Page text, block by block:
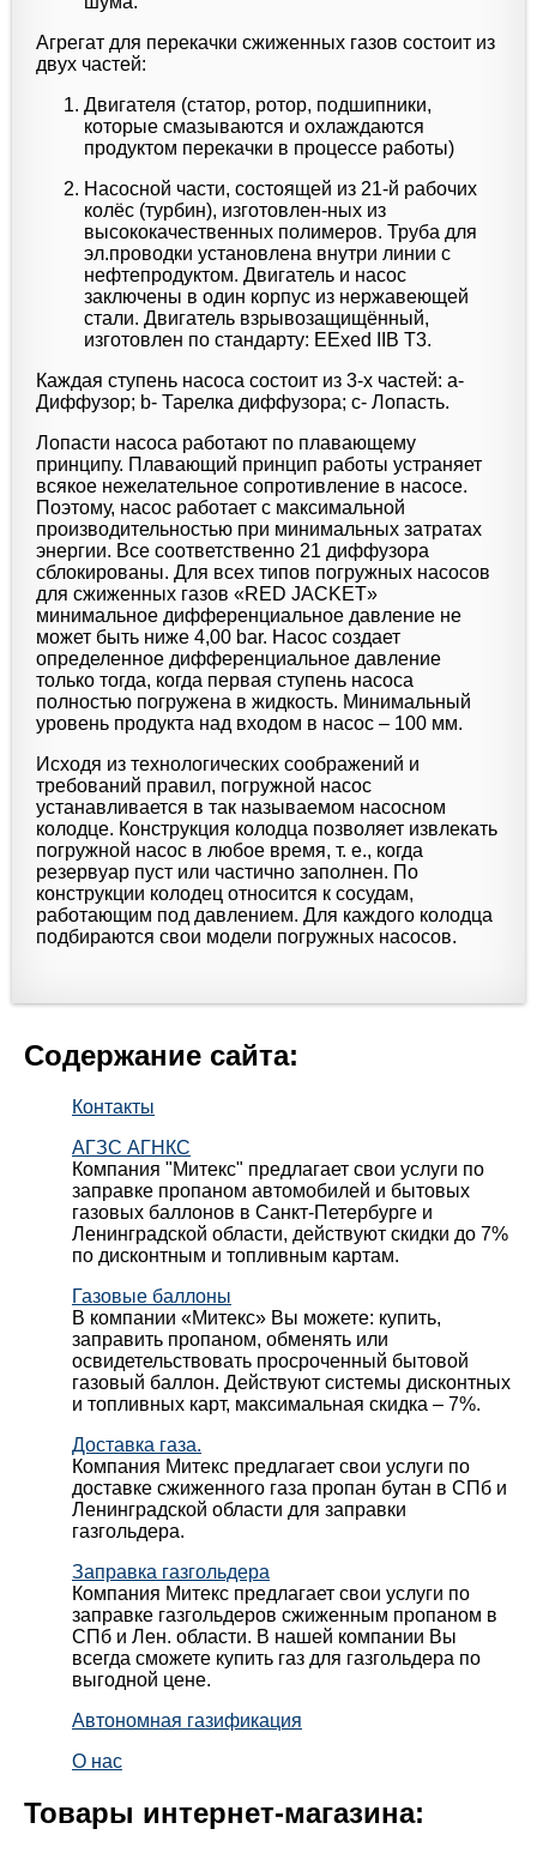
Агрегат для перекачки сжиженных газов состоит из
двух частей:
Двигателя (статор, ротор, подшипники,
которые смазываются и охлаждаются
продуктом перекачки в процессе работы)
Насосной части, состоящей из 21-й рабочих
колёс (турбин), изготовлен-ных из
высококачественных полимеров. Труба для
эл.проводки установлена внутри линии с
нефтепродуктом. Двигатель и насос
заключены в один корпус из нержавеющей
стали. Двигатель взрывозащищённый,
изготовлен по стандарту: EExed IIB T3.
Каждая ступень насоса состоит из 3-х частей: а-
Диффузор; b- Тарелка диффузора; c- Лопасть.
Лопасти насоса работают по плавающему
принципу. Плавающий принцип работы устраняет
всякое нежелательное сопротивление в насосе.
Поэтому, насос работает с максимальной
производительностью при минимальных затратах
энергии. Все соответственно 21 диффузора
сблокированы. Для всех типов погружных насосов
для сжиженных газов «RED JACKET»
минимальное дифференциальное давление не
может быть ниже 4,00 bar. Насос создает
определенное дифференциальное давление
только тогда, когда первая ступень насоса
полностью погружена в жидкость. Минимальный
уровень продукта над входом в насос – 100 мм.
Исходя из технологических соображений и
требований правил, погружной насос
устанавливается в так называемом насосном
колодце. Конструкция колодца позволяет извлекать
погружной насос в любое время, т. е., когда
резервуар пуст или частично заполнен. По
конструкции колодец относится к сосудам,
работающим под давлением. Для каждого колодца
подбираются свои модели погружных насосов.
Содержание сайта:
Контакты
АГЗС АГНКС
Компания "Митекс" предлагает свои услуги по
заправке пропаном автомобилей и бытовых
газовых баллонов в Санкт-Петербурге и
Ленинградской области, действуют скидки до 7%
по дисконтным и топливным картам.
Газовые баллоны
В компании «Митекс» Вы можете: купить,
заправить пропаном, обменять или
освидетельствовать просроченный бытовой
газовый баллон. Действуют системы дисконтных
и топливных карт, максимальная скидка – 7%.
Доставка газа.
Компания Митекс предлагает свои услуги по
доставке сжиженного газа пропан бутан в СПб и
Ленинградской области для заправки
газгольдера.
Заправка газгольдера
Компания Митекс предлагает свои услуги по
заправке газгольдеров сжиженным пропаном в
СПб и Лен. области. В нашей компании Вы
всегда сможете купить газ для газгольдера по
выгодной цене.
Автономная газификация
О нас
Товары интернет-магазина: